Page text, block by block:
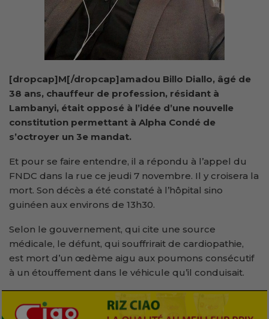
[dropcap]M[/dropcap]amadou Billo Diallo, âgé de
38 ans, chauffeur de profession, résidant à
Lambanyi, était opposé à l’idée d’une nouvelle
constitution permettant à Alpha Condé de
s’octroyer un 3e mandat.
Et pour se faire entendre, il a répondu à l’appel du
FNDC dans la rue ce jeudi 7 novembre. Il y croisera la
mort. Son décès a été constaté à l’hôpital sino
guinéen aux environs de 13h30.
Selon le gouvernement, qui cite une source
médicale, le défunt, qui souffrirait de cardiopathie,
est mort d’un œdème aigu aux poumons consécutif
à un étouffement dans le véhicule qu’il conduisait.